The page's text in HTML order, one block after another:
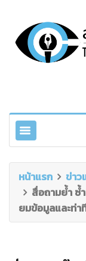
หน้าแรก
ข่าว
สื่อถามย้ำ ซ้
ยมข้อมูลและท่า